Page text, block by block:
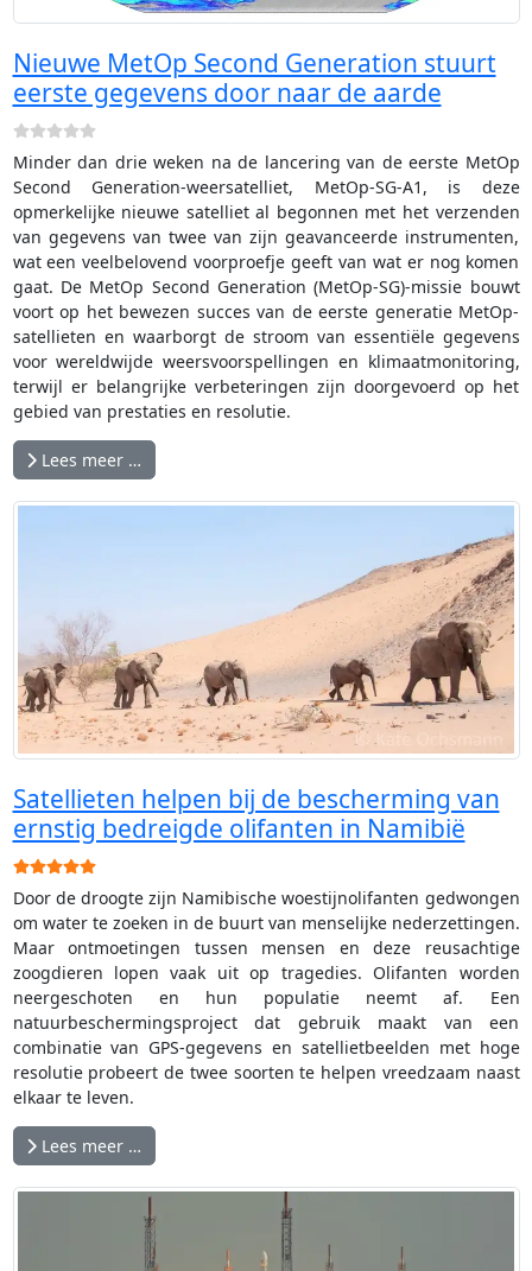
Nieuwe MetOp Second Generation stuurt
eerste gegevens door naar de aarde
Minder dan drie weken na de lancering van de eerste MetOp
Second Generation-weersatelliet, MetOp-SG-A1, is deze
opmerkelijke nieuwe satelliet al begonnen met het verzenden
van gegevens van twee van zijn geavanceerde instrumenten,
wat een veelbelovend voorproefje geeft van wat er nog komen
gaat. De MetOp Second Generation (MetOp-SG)-missie bouwt
voort op het bewezen succes van de eerste generatie MetOp-
satellieten en waarborgt de stroom van essentiële gegevens
voor wereldwijde weersvoorspellingen en klimaatmonitoring,
terwijl er belangrijke verbeteringen zijn doorgevoerd op het
gebied van prestaties en resolutie.
Lees meer …
Satellieten helpen bij de bescherming van
ernstig bedreigde olifanten in Namibië
Gebruikerswaardering:
Door de droogte zijn Namibische woestijnolifanten gedwongen
om water te zoeken in de buurt van menselijke nederzettingen.
Maar ontmoetingen tussen mensen en deze reusachtige
zoogdieren lopen vaak uit op tragedies. Olifanten worden
neergeschoten en hun populatie neemt af. Een
natuurbeschermingsproject dat gebruik maakt van een
combinatie van GPS-gegevens en satellietbeelden met hoge
resolutie probeert de twee soorten te helpen vreedzaam naast
elkaar te leven.
Lees meer …